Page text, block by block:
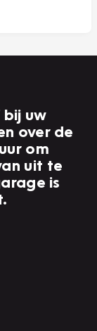
uw
over de
om
uit te
is